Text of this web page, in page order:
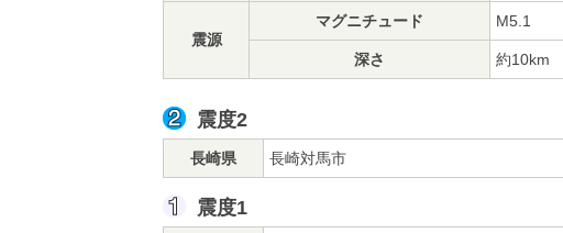
震源
マグニチュード M5.1
深さ 約10km
震度2
長崎県 長崎対馬市
震度1